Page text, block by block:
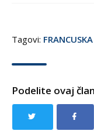
Tagovi: FRANCUSKA
Podelite ovaj